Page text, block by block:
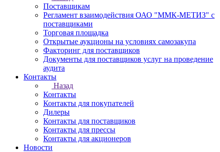
Поставщикам
Регламент взаимодействия ОАО "ММК-МЕТИЗ" с
поставщиками
Торговая площадка
Открытые аукционы на условиях самозакупа
Факторинг для поставщиков
Документы для поставщиков услуг на проведение
аудита
Контакты
Назад
Контакты
Контакты для покупателей
Дилеры
Контакты для поставщиков
Контакты для прессы
Контакты для акционеров
Новости